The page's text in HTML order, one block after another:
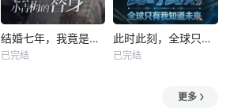
结婚七年，我竟是老公小青梅的替身
已完结
此时此刻，全球只有我知道未来
已完结
更多